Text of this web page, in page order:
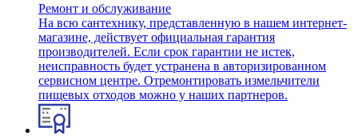
Ремонт и обслуживание
На всю сантехнику, представленную в нашем интернет-
магазине, действует официальная гарантия
производителей. Если срок гарантии не истек,
неисправность будет устранена в авторизированном
сервисном центре. Отремонтировать измельчители
пищевых отходов можно у наших партнеров.